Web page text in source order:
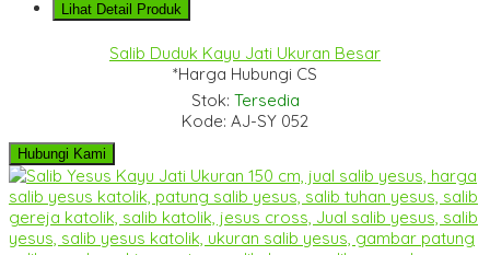
Lihat Detail Produk
Salib Duduk Kayu Jati Ukuran Besar
*Harga Hubungi CS
Stok: Tersedia
Kode: AJ-SY 052
Hubungi Kami